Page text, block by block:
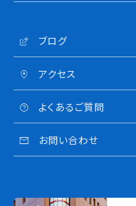
ブログ
アクセス
よくあるご質問
お問い合わせ